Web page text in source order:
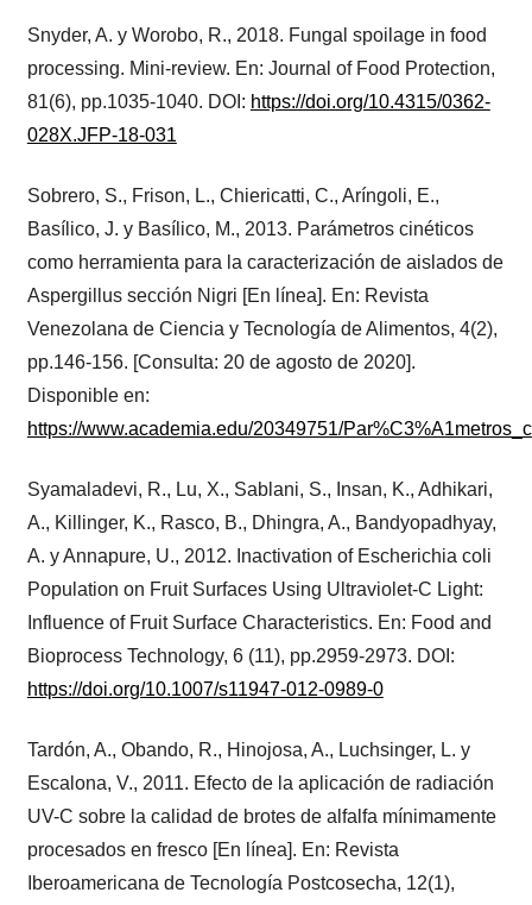
Snyder, A. y Worobo, R., 2018. Fungal spoilage in food
processing. Mini-review. En: Journal of Food Protection,
81(6), pp.1035-1040. DOI: https://doi.org/10.4315/0362-
028X.JFP-18-031
Sobrero, S., Frison, L., Chiericatti, C., Aríngoli, E.,
Basílico, J. y Basílico, M., 2013. Parámetros cinéticos
como herramienta para la caracterización de aislados de
Aspergillus sección Nigri [En línea]. En: Revista
Venezolana de Ciencia y Tecnología de Alimentos, 4(2),
pp.146-156. [Consulta: 20 de agosto de 2020].
Disponible en:
https://www.academia.edu/20349751/
Syamaladevi, R., Lu, X., Sablani, S., Insan, K., Adhikari,
A., Killinger, K., Rasco, B., Dhingra, A., Bandyopadhyay,
A. y Annapure, U., 2012. Inactivation of Escherichia coli
Population on Fruit Surfaces Using Ultraviolet-C Light:
Influence of Fruit Surface Characteristics. En: Food and
Bioprocess Technology, 6 (11), pp.2959-2973. DOI:
https://doi.org/10.1007/s11947-012-0989-0
Tardón, A., Obando, R., Hinojosa, A., Luchsinger, L. y
Escalona, V., 2011. Efecto de la aplicación de radiación
UV-C sobre la calidad de brotes de alfalfa mínimamente
procesados en fresco [En línea]. En: Revista
Iberoamericana de Tecnología Postcosecha, 12(1),